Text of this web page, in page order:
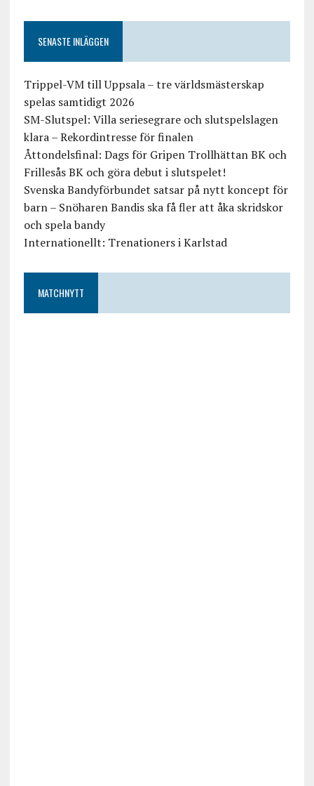
SENASTE INLÄGGEN
Trippel-VM till Uppsala – tre världsmästerskap
spelas samtidigt 2026
SM-Slutspel: Villa seriesegrare och slutspelslagen
klara – Rekordintresse för finalen
Åttondelsfinal: Dags för Gripen Trollhättan BK och
Frillesås BK och göra debut i slutspelet!
Svenska Bandyförbundet satsar på nytt koncept för
barn – Snöharen Bandis ska få fler att åka skridskor
och spela bandy
Internationellt: Trenationers i Karlstad
MATCHNYTT